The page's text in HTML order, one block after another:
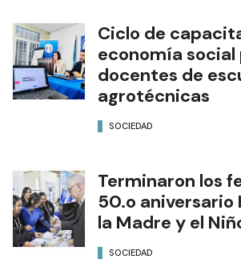
Ciclo de
economía social
docentes de
agrotécnicas
SOCIEDAD
Terminaron los
50.o aniversario
la Madre y el
SOCIEDAD